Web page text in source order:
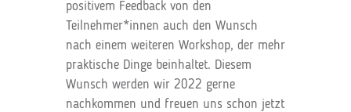
positivem Feedback von den
Teilnehmer*innen auch den Wunsch
nach einem weiteren Workshop, der mehr
praktische Dinge beinhaltet. Diesem
Wunsch werden wir 2022 gerne
nachkommen und freuen uns schon jetzt